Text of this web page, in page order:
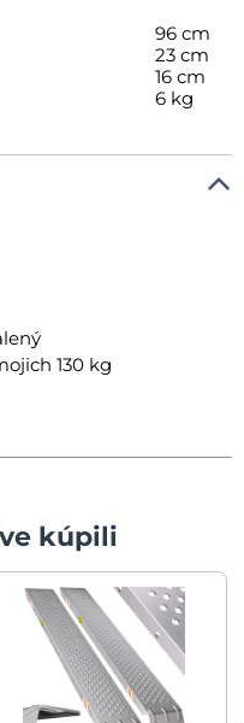
96 cm
23 cm
16 cm
6 kg
130 kg
kúpili